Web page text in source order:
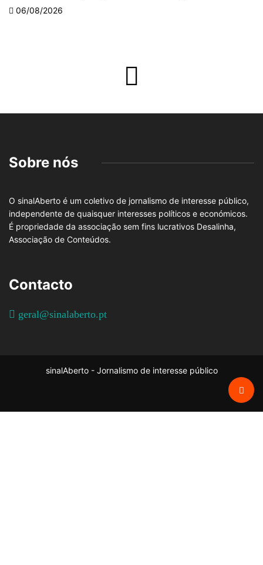
06/08/2026
Sobre nós
O sinalAberto é um coletivo de jornalismo de interesse público,
independente de quaisquer interesses políticos e económicos.
É propriedade da associação sem fins lucrativos Desalinha,
Associação de Conteúdos.
Contacto
geral@sinalaberto.pt
sinalAberto - Jornalismo de interesse público